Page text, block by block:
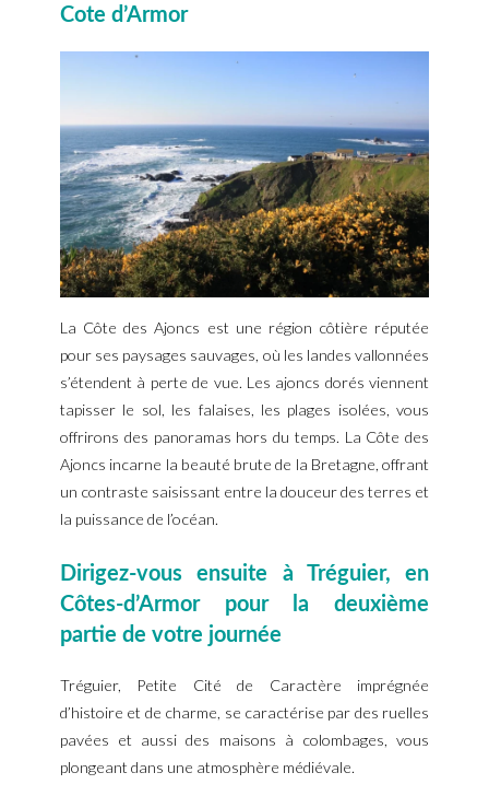
Cote d’Armor
La Côte des Ajoncs est une région côtière réputée
pour ses paysages sauvages, où les landes vallonnées
s’étendent à perte de vue. Les ajoncs dorés viennent
tapisser le sol, les falaises, les plages isolées, vous
offrirons des panoramas hors du temps. La Côte des
Ajoncs incarne la beauté brute de la Bretagne, offrant
un contraste saisissant entre la douceur des terres et
la puissance de l’océan.
Dirigez-vous ensuite à Tréguier, en
Côtes-d’Armor pour la deuxième
partie de votre journée
Tréguier, Petite Cité de Caractère imprégnée
d’histoire et de charme, se caractérise par des ruelles
pavées et aussi des maisons à colombages, vous
plongeant dans une atmosphère médiévale.